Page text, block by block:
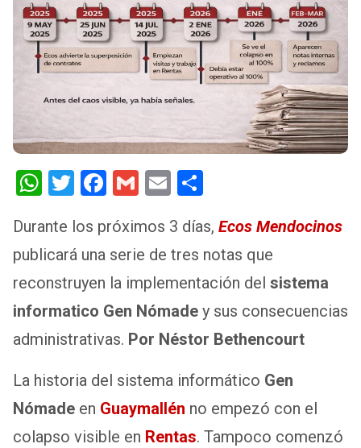
W
at
s
A
p
p
T
tt
er
F
ce
b
o
o
k
G
ail
E
ail ar
e
Durante los próximos 3 días, Ecos Mendocinos
publicará una serie de tres notas que
reconstruyen la implementación del sistema
informatico Gen Nómade y sus consecuencias
administrativas. Por Néstor Bethencourt
La historia del sistema informático Gen
Nómade en Guaymallén no empezó con el
colapso visible en Rentas. Tampoco comenzó